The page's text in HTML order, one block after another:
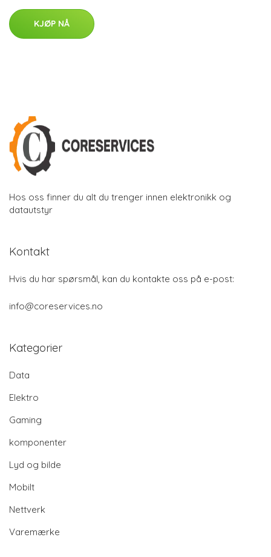
KJØP NÅ
Hos oss finner du alt du trenger innen elektronikk og
datautstyr
Kontakt
Hvis du har spørsmål, kan du kontakte oss på e-post:
info@coreservices.no
Kategorier
Data
Elektro
Gaming
komponenter
Lyd og bilde
Mobilt
Nettverk
Varemærke